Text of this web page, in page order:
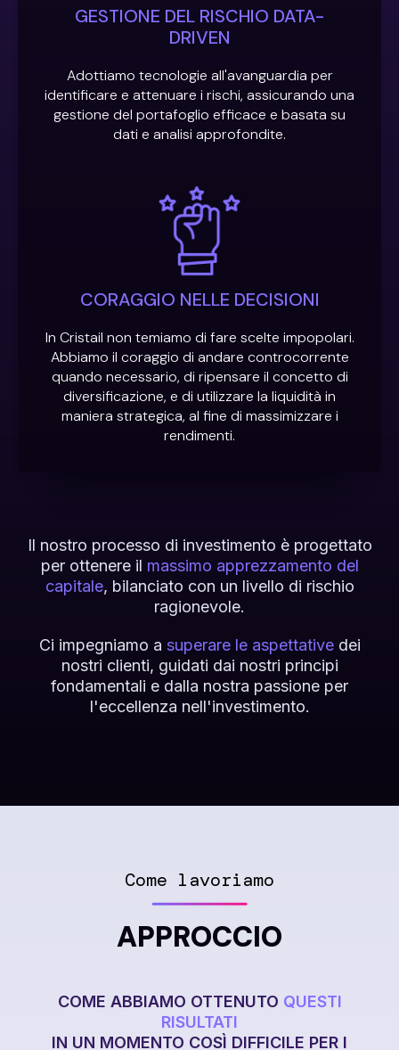
GESTIONE DEL RISCHIO DATA-
DRIVEN
Adottiamo tecnologie all'avanguardia per
identificare e attenuare i rischi, assicurando una
gestione del portafoglio efficace e basata su
dati e analisi approfondite.
CORAGGIO NELLE DECISIONI
In Cristail non temiamo di fare scelte impopolari.
Abbiamo il coraggio di andare controcorrente
quando necessario, di ripensare il concetto di
diversificazione, e di utilizzare la liquidità in
maniera strategica, al fine di massimizzare i
rendimenti.
Il nostro processo di investimento è progettato
per ottenere il massimo apprezzamento del
capitale, bilanciato con un livello di rischio
ragionevole.
Ci impegniamo a superare le aspettativedei
nostri clienti, guidati dai nostri principi
fondamentali e dalla nostra passione per
l'eccellenza nell'investimento.
Come lavoriamo
APPROCCIO
COME ABBIAMO OTTENUTO QUESTI
RISULTATI
IN UN MOMENTO COSÌ DIFFICILE PER I